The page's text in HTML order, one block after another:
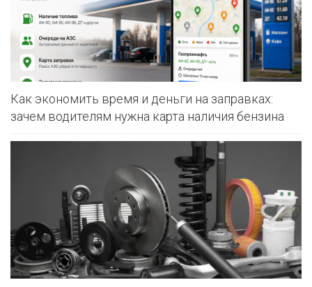
Как экономить время и деньги на заправках:
зачем водителям нужна карта наличия бензина